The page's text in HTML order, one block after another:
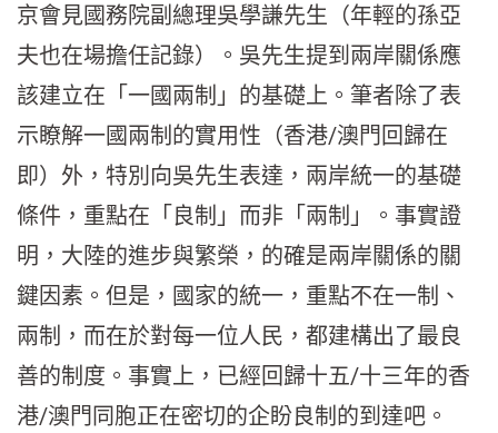
京會見國務院副總理吳學謙先生（年輕的孫亞
夫也在場擔任記錄）。吳先生提到兩岸關係應
該建立在「一國兩制」的基礎上。筆者除了表
示瞭解一國兩制的實用性（香港/澳門回歸在
即）外，特別向吳先生表達，兩岸統一的基礎
條件，重點在「良制」而非「兩制」。事實證
明，大陸的進步與繁榮，的確是兩岸關係的關
鍵因素。但是，國家的統一，重點不在一制、
兩制，而在於對每一位人民，都建構出了最良
善的制度。事實上，已經回歸十五/十三年的香
港/澳門同胞正在密切的企盼良制的到達吧。